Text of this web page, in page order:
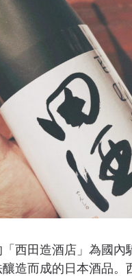
西田造酒店」為國
造而成的日本酒品